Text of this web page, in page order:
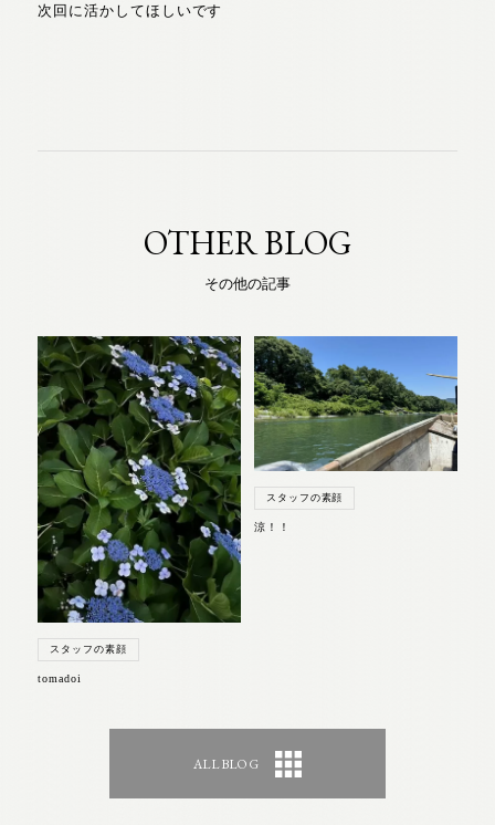
次回に活かしてほしいです
OTHER BLOG
その他の記事
スタッフの素顔
tomadoi
スタッフの素顔
涼！！
ALL BLOG